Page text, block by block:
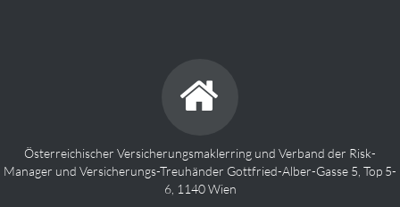
Österreichischer Versicherungsmaklerring und Verband der Risk-
Manager und Versicherungs-Treuhänder Gottfried-Alber-Gasse 5, Top 5-
6, 1140 Wien